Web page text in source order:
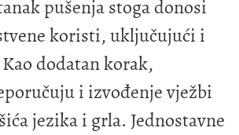
pušenja stoga donosi
koristi, uključujući i
dodatan korak,
i izvođenje vježbi
jezika i grla. Jednostavne